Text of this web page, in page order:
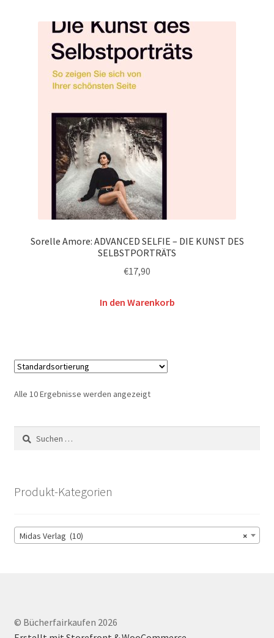
Sorelle Amore: ADVANCED SELFIE – DIE KUNST DES
SELBSTPORTRÄTS
€17,90
In den Warenkorb
Alle 10 Ergebnisse werden angezeigt
Suchen
nach:
Produkt-Kategorien
×
Midas Verlag (10)
© Bücherfairkaufen 2026